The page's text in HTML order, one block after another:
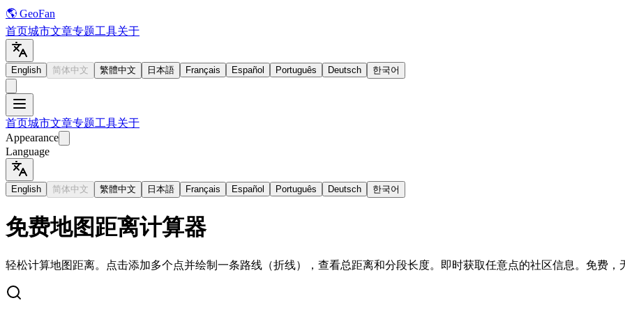
🌎 GeoFan
首页城市文章专题工具关于
English 简体中文 繁體中文 日本語 Français Español Português Deutsch 한국어
首页城市文章专题工具关于
Appearance
Language
English 简体中文 繁體中文 日本語 Français Español Português Deutsch 한국어
免费地图距离计算器
轻松计算地图距离。点击添加多个点并绘制一条路线（折线），查看总距离和分段长度。即时获取任意点的社区信息。免费，